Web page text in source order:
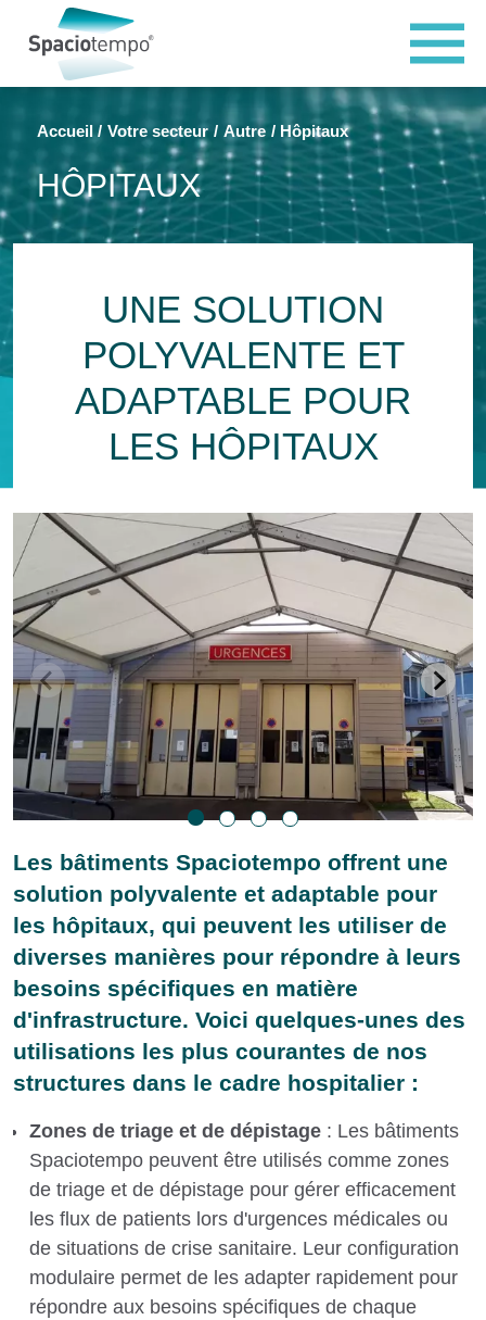
Accueil Votre secteur Autre Hôpitaux
HÔPITAUX
UNE SOLUTION
POLYVALENTE ET
ADAPTABLE POUR
LES HÔPITAUX
Les bâtiments Spaciotempo offrent une
solution polyvalente et adaptable pour
les hôpitaux, qui peuvent les utiliser de
diverses manières pour répondre à leurs
besoins spécifiques en matière
d'infrastructure. Voici quelques-unes des
utilisations les plus courantes de nos
structures dans le cadre hospitalier :
Zones de triage et de dépistage : Les bâtiments
Spaciotempo peuvent être utilisés comme zones
de triage et de dépistage pour gérer efficacement
les flux de patients lors d'urgences médicales ou
de situations de crise sanitaire. Leur configuration
modulaire permet de les adapter rapidement pour
répondre aux besoins spécifiques de chaque
Panneau de gestion des cookies